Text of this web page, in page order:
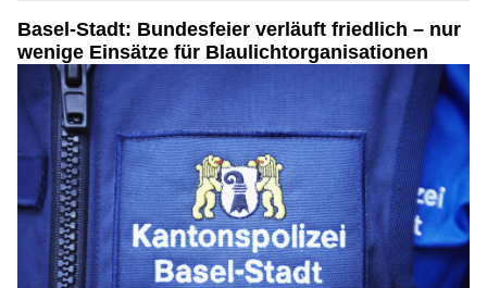
Basel-Stadt: Bundesfeier verläuft friedlich – nur
wenige Einsätze für Blaulichtorganisationen